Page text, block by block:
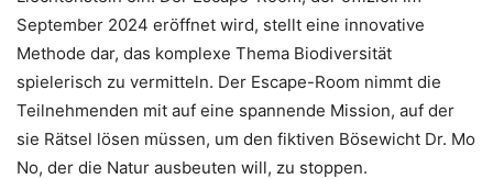
September 2024 eröffnet wird, stellt eine innovative
Methode dar, das komplexe Thema Biodiversität
spielerisch zu vermitteln. Der Escape-Room nimmt die
Teilnehmenden mit auf eine spannende Mission, auf der
sie Rätsel lösen müssen, um den fiktiven Bösewicht Dr. Mo
No, der die Natur ausbeuten will, zu stoppen.